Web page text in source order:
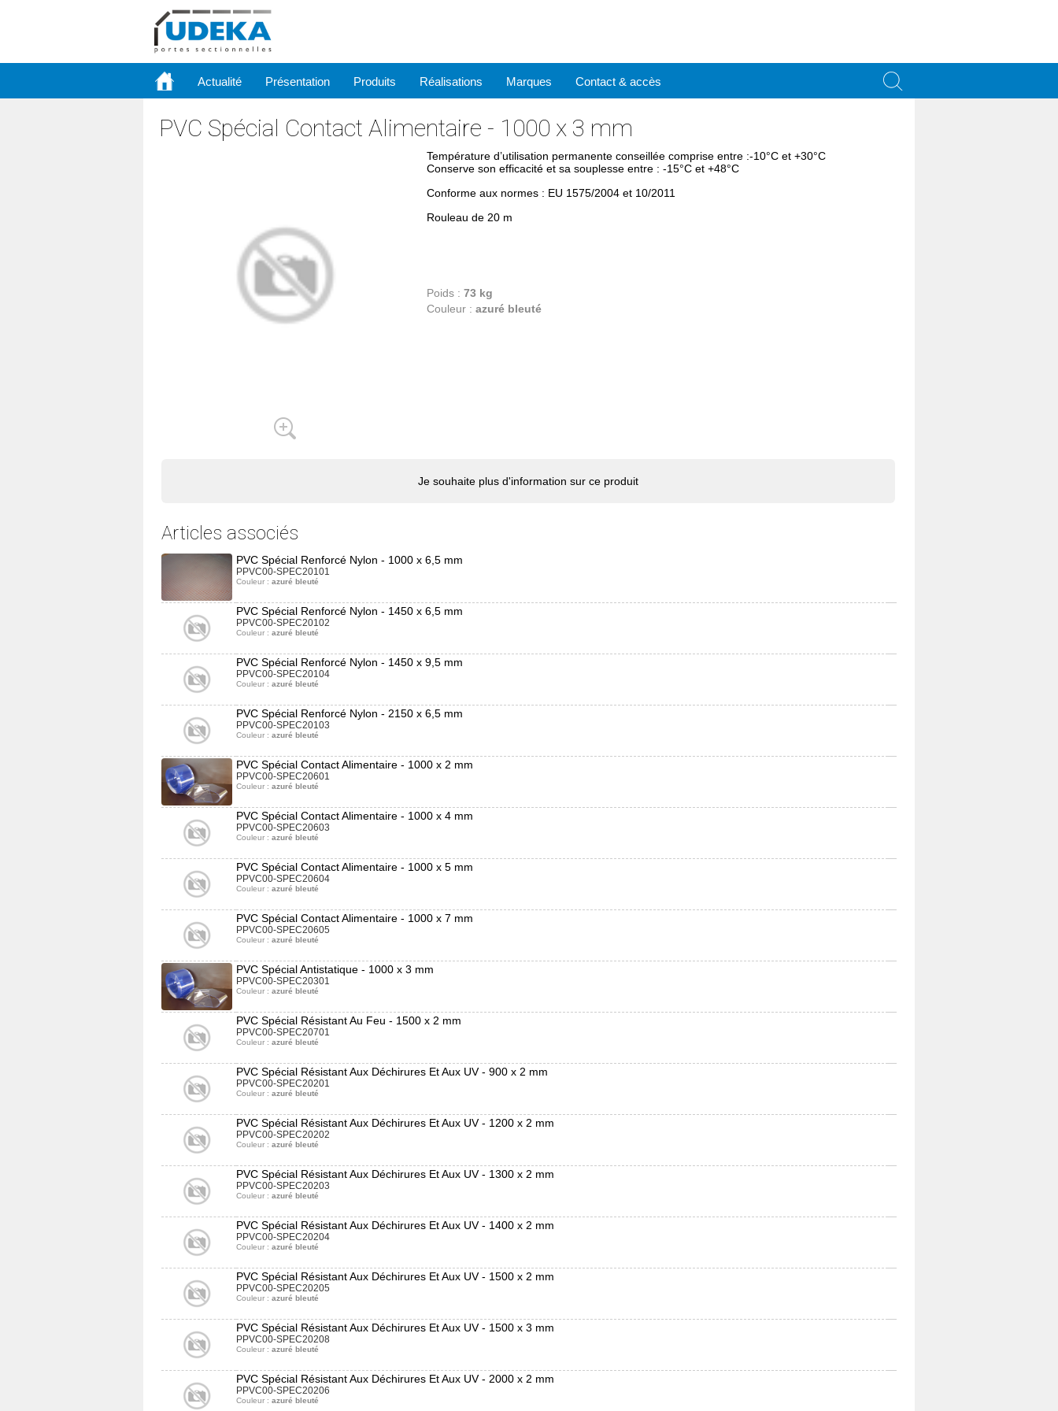
Actualité Présentation Produits Réalisations Marques Contact & accès
PVC Spécial Contact Alimentaire - 1000 x 3 mm
Température d’utilisation permanente conseillée comprise entre :-10°C et +30°C
Conserve son efficacité et sa souplesse entre : -15°C et +48°C
Conforme aux normes : EU 1575/2004 et 10/2011
Rouleau de 20 m
Poids : 73 kg
Couleur : azuré bleuté
Je souhaite plus d'information sur ce produit
Articles associés
PVC Spécial Renforcé Nylon - 1000 x 6,5 mm
PPVC00-SPEC20101
Couleur : azuré bleuté
PVC Spécial Renforcé Nylon - 1450 x 6,5 mm
PPVC00-SPEC20102
Couleur : azuré bleuté
PVC Spécial Renforcé Nylon - 1450 x 9,5 mm
PPVC00-SPEC20104
Couleur : azuré bleuté
PVC Spécial Renforcé Nylon - 2150 x 6,5 mm
PPVC00-SPEC20103
Couleur : azuré bleuté
PVC Spécial Contact Alimentaire - 1000 x 2 mm
PPVC00-SPEC20601
Couleur : azuré bleuté
PVC Spécial Contact Alimentaire - 1000 x 4 mm
PPVC00-SPEC20603
Couleur : azuré bleuté
PVC Spécial Contact Alimentaire - 1000 x 5 mm
PPVC00-SPEC20604
Couleur : azuré bleuté
PVC Spécial Contact Alimentaire - 1000 x 7 mm
PPVC00-SPEC20605
Couleur : azuré bleuté
PVC Spécial Antistatique - 1000 x 3 mm
PPVC00-SPEC20301
Couleur : azuré bleuté
PVC Spécial Résistant Au Feu - 1500 x 2 mm
PPVC00-SPEC20701
Couleur : azuré bleuté
PVC Spécial Résistant Aux Déchirures Et Aux UV - 900 x 2 mm
PPVC00-SPEC20201
Couleur : azuré bleuté
PVC Spécial Résistant Aux Déchirures Et Aux UV - 1200 x 2 mm
PPVC00-SPEC20202
Couleur : azuré bleuté
PVC Spécial Résistant Aux Déchirures Et Aux UV - 1300 x 2 mm
PPVC00-SPEC20203
Couleur : azuré bleuté
PVC Spécial Résistant Aux Déchirures Et Aux UV - 1400 x 2 mm
PPVC00-SPEC20204
Couleur : azuré bleuté
PVC Spécial Résistant Aux Déchirures Et Aux UV - 1500 x 2 mm
PPVC00-SPEC20205
Couleur : azuré bleuté
PVC Spécial Résistant Aux Déchirures Et Aux UV - 1500 x 3 mm
PPVC00-SPEC20208
Couleur : azuré bleuté
PVC Spécial Résistant Aux Déchirures Et Aux UV - 2000 x 2 mm
PPVC00-SPEC20206
Couleur : azuré bleuté